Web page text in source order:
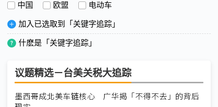
中国 欧盟 电动车
加入已选取到「关键字追踪」
什麽是「关键字追踪」
议题精选－台美关税大追踪
墨西哥成北美车链核心 广华揭「不得不去」的背后